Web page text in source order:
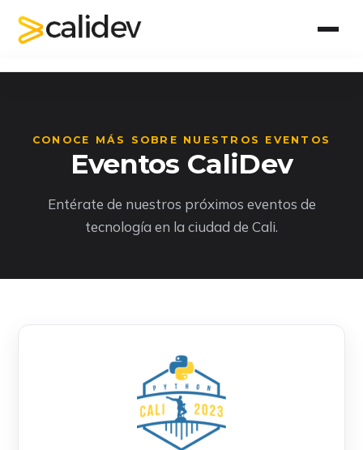
CONOCE MÁS SOBRE NUESTROS EVENTOS
Eventos CaliDev
Entérate de nuestros próximos eventos de
tecnología en la ciudad de Cali.